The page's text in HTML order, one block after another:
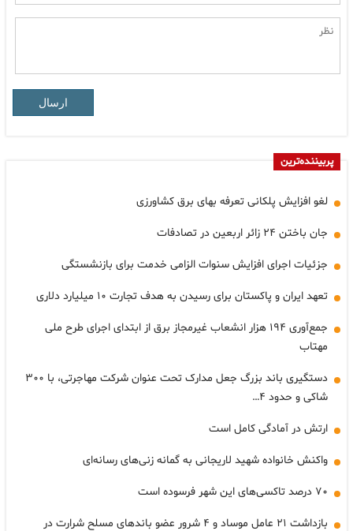
ارسال
پربیننده‌ترین
لغو افزایش پلکانی تعرفه بهای برق کشاورزی
جان باختن ۲۴ زائر اربعین در تصادفات
جزئیات اجرای افزایش سنوات الزامی خدمت برای بازنشستگی
تعهد ایران و پاکستان برای رسیدن به هدف تجارت ۱۰ میلیارد دلاری
جمع‌آوری ۱۹۴ هزار انشعاب غیرمجاز برق از ابتدای اجرای طرح ملی
مهتاب
دستگیری باند بزرگ جعل مدارک تحت عنوان شرکت مهاجرتی، با ۳۰۰
شاکی و حدود ۴…
ارتش در آمادگی کامل است
واکنش خانواده شهید لاریجانی به گمانه زنی‌های رسانه‌ای
۷۰ درصد تاکسی‌های این شهر فرسوده است
بازداشت ۲۱ عامل موساد و ۴ شرور عضو باندهای مسلح شرارت در